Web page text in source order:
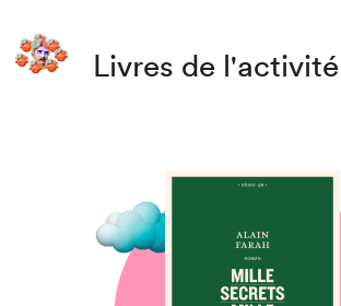
Livres de l'activité